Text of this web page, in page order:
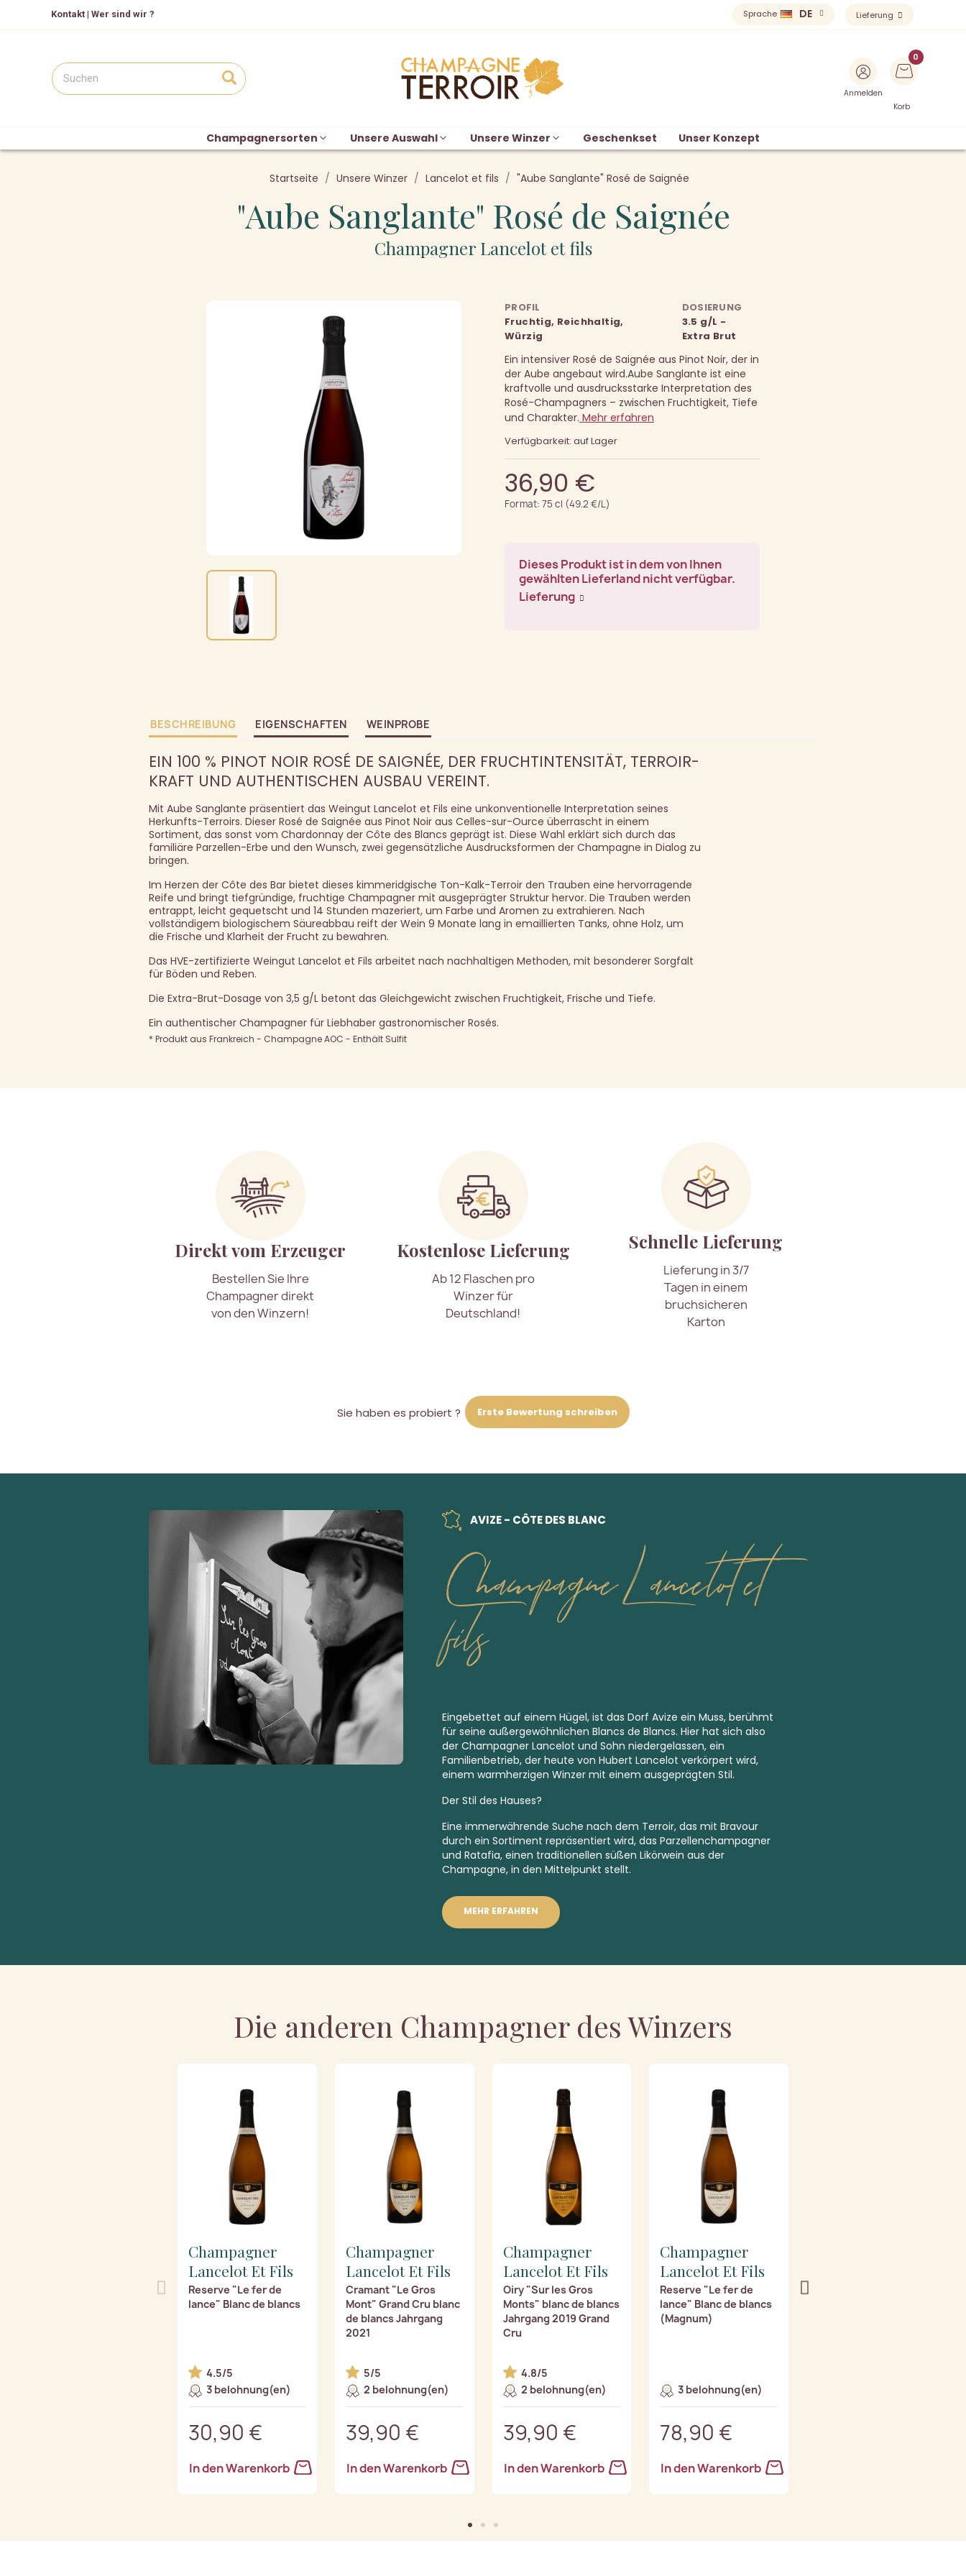
Kontakt | Wer sind wir ? Sprache DE Lieferung
Anmelden
Korb
Champagnersorten Unsere Auswahl Unsere Winzer Geschenkset Unser Konzept
Startseite Unsere Winzer Lancelot et fils "Aube Sanglante" Rosé de Saignée
"Aube Sanglante" Rosé de Saignée
Champagner Lancelot et fils
PROFIL
Fruchtig, Reichhaltig,
Würzig
DOSIERUNG
3.5 g/L -
Extra Brut
Ein intensiver Rosé de Saignée aus Pinot Noir, der in
der Aube angebaut wird.Aube Sanglante ist eine
kraftvolle und ausdrucksstarke Interpretation des
Rosé-Champagners – zwischen Fruchtigkeit, Tiefe
und Charakter. Mehr erfahren
Verfügbarkeit: auf Lager
36,90 €
Format: 75 cl (49.2 €/L)
Dieses Produkt ist in dem von Ihnen
gewählten Lieferland nicht verfügbar.
Lieferung
BESCHREIBUNG EIGENSCHAFTEN WEINPROBE
EIN 100 % PINOT NOIR ROSÉ DE SAIGNÉE, DER FRUCHTINTENSITÄT, TERROIR-
KRAFT UND AUTHENTISCHEN AUSBAU VEREINT.
Mit Aube Sanglante präsentiert das Weingut Lancelot et Fils eine unkonventionelle Interpretation seines
Herkunfts-Terroirs. Dieser Rosé de Saignée aus Pinot Noir aus Celles-sur-Ource überrascht in einem
Sortiment, das sonst vom Chardonnay der Côte des Blancs geprägt ist. Diese Wahl erklärt sich durch das
familiäre Parzellen-Erbe und den Wunsch, zwei gegensätzliche Ausdrucksformen der Champagne in Dialog zu
bringen.
Im Herzen der Côte des Bar bietet dieses kimmeridgische Ton-Kalk-Terroir den Trauben eine hervorragende
Reife und bringt tiefgründige, fruchtige Champagner mit ausgeprägter Struktur hervor. Die Trauben werden
entrappt, leicht gequetscht und 14 Stunden mazeriert, um Farbe und Aromen zu extrahieren. Nach
vollständigem biologischem Säureabbau reift der Wein 9 Monate lang in emaillierten Tanks, ohne Holz, um
die Frische und Klarheit der Frucht zu bewahren.
Das HVE-zertifizierte Weingut Lancelot et Fils arbeitet nach nachhaltigen Methoden, mit besonderer Sorgfalt
für Böden und Reben.
Die Extra-Brut-Dosage von 3,5 g/L betont das Gleichgewicht zwischen Fruchtigkeit, Frische und Tiefe.
Ein authentischer Champagner für Liebhaber gastronomischer Rosés.
* Produkt aus Frankreich - Champagne AOC - Enthält Sulfit
Direkt vom Erzeuger
Bestellen Sie Ihre
Champagner direkt
von den Winzern!
Kostenlose Lieferung
Ab 12 Flaschen pro
Winzer für
Deutschland!
Schnelle Lieferung
Lieferung in 3/7
Tagen in einem
bruchsicheren
Karton
Sie haben es probiert ? Erste Bewertung schreiben
AVIZE - CÔTE DES BLANC
Champagne Lancelot et
fils
Eingebettet auf einem Hügel, ist das Dorf Avize ein Muss, berühmt
für seine außergewöhnlichen Blancs de Blancs. Hier hat sich also
der Champagner Lancelot und Sohn niedergelassen, ein
Familienbetrieb, der heute von Hubert Lancelot verkörpert wird,
einem warmherzigen Winzer mit einem ausgeprägten Stil.
Der Stil des Hauses?
Eine immerwährende Suche nach dem Terroir, das mit Bravour
durch ein Sortiment repräsentiert wird, das Parzellenchampagner
und Ratafia, einen traditionellen süßen Likörwein aus der
Champagne, in den Mittelpunkt stellt.
MEHR ERFAHREN
Die anderen Champagner des Winzers
Champagner
Lancelot Et Fils
Reserve "Le fer de
lance" Blanc de blancs
4.5/5
3 belohnung(en)
30,90 €
In den Warenkorb
Champagner
Lancelot Et Fils
Cramant "Le Gros
Mont" Grand Cru blanc
de blancs Jahrgang
2021
5/5
2 belohnung(en)
39,90 €
In den Warenkorb
Champagner
Lancelot Et Fils
Oiry "Sur les Gros
Monts" blanc de blancs
Jahrgang 2019 Grand
Cru
4.8/5
2 belohnung(en)
39,90 €
In den Warenkorb
Champagner
Lancelot Et Fils
Reserve "Le fer de
lance" Blanc de blancs
(Magnum)
3 belohnung(en)
78,90 €
In den Warenkorb